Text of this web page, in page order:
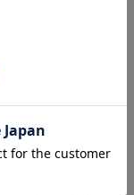
¥8,250（税込）